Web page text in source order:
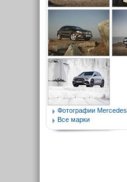
Фотографии Mercedes
Все марки